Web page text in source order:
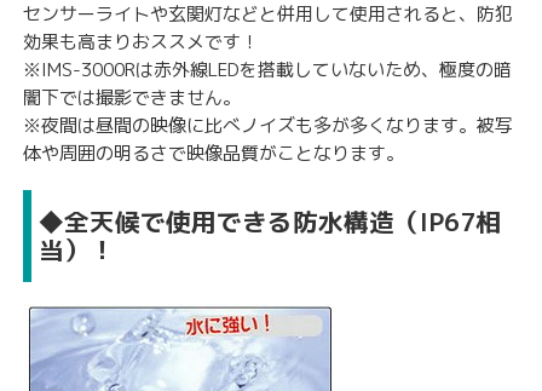
センサーライトや玄関灯などと併用して使用されると、防犯
効果も高まりおススメです！
※IMS-3000Rは赤外線LEDを搭載していないため、極度の暗
闇下では撮影できません。
※夜間は昼間の映像に比べノイズも多が多くなります。被写
体や周囲の明るさで映像品質がことなります。
◆全天候で使用できる防水構造（IP67相
当）！